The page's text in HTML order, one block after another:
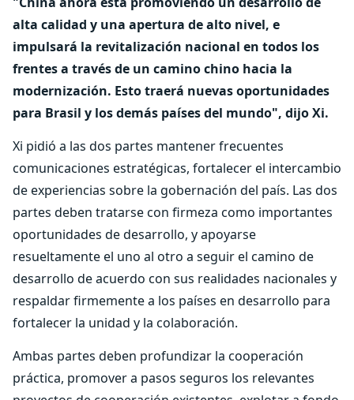
alta calidad y una apertura de alto nivel, e
impulsará la revitalización nacional en todos los
frentes a través de un camino chino hacia la
modernización. Esto traerá nuevas oportunidades
para Brasil y los demás países del mundo", dijo Xi.
Xi pidió a las dos partes mantener frecuentes
comunicaciones estratégicas, fortalecer el intercambio
de experiencias sobre la gobernación del país. Las dos
partes deben tratarse con firmeza como importantes
oportunidades de desarrollo, y apoyarse
resueltamente el uno al otro a seguir el camino de
desarrollo de acuerdo con sus realidades nacionales y
respaldar firmemente a los países en desarrollo para
fortalecer la unidad y la colaboración.
Ambas partes deben profundizar la cooperación
práctica, promover a pasos seguros los relevantes